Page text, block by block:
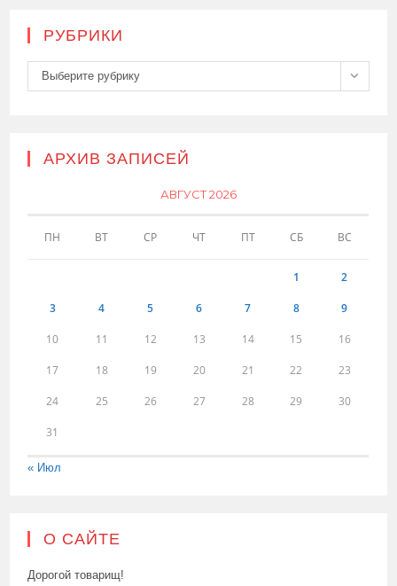
РУБРИКИ
Рубрики
Выберите рубрику
АРХИВ ЗАПИСЕЙ
АВГУСТ 2026
ПН ВТ СР ЧТ ПТ СБ ВС
1 2
3 4 5 6 7 8 9
10 11 12 13 14 15 16
17 18 19 20 21 22 23
24 25 26 27 28 29 30
31
« Июл
О САЙТЕ
Дорогой товарищ!